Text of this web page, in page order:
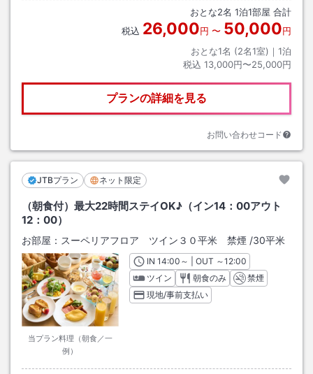
おとな2名 1泊1部屋 合計
税込 26,000円 〜 50,000円
おとな1名 (2名1室)｜ 1泊
税込 13,000円〜25,000円
プランの詳細を見る
お問い合わせコード
JTBプラン ネット限定
（朝食付）最大22時間ステイOK♪（イン14：00アウト
12：00）
お部屋： スーペリアフロア ツイン３０平米 禁煙 /30平米
当プラン料理（朝食／一
例）
INチェックイン
14:00 ～ | OUT チェックアウト
～12:00
ツイン
朝食のみ
禁煙
現地/事前支払い